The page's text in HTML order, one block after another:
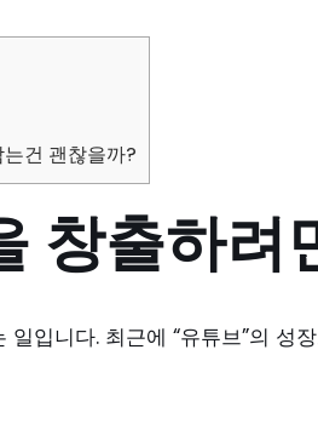
건 괜찮을까?
창출하려
입니다. 최근에 “유튜브”의 성